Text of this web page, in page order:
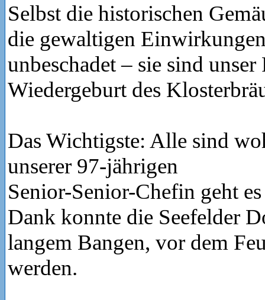
Selbst die historischen
die gewaltigen
unbeschadet – sie sind
Wiedergeburt des
Das Wichtigste: Alle sind
unserer 97-jährigen
Senior-Senior-Chefin geht
Dank konnte die Seefelder
langem Bangen, vor dem
werden.